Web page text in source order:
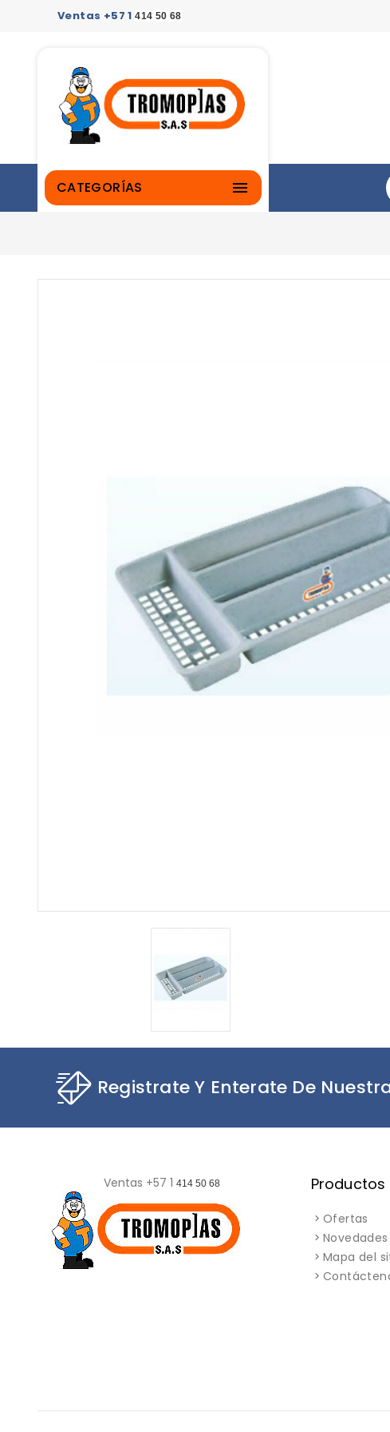
Ventas +57 1414 50 68
CATEGORÍAS 
Registrate Y Enterate De
Ventas +57 1414 50 68 Productos
Ofertas
Novedades
Mapa del